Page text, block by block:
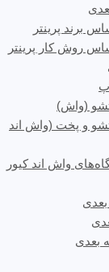
برند پرینتر
روش کار پرینتر
(واش)
و پخت (واش اند
واش اند کیور
بعدی